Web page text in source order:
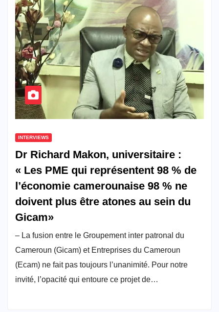
INTERVIEWS
Dr Richard Makon, universitaire :
« Les PME qui représentent 98 % de
l’économie camerounaise 98 % ne
doivent plus être atones au sein du
Gicam»
– La fusion entre le Groupement inter patronal du
Cameroun (Gicam) et Entreprises du Cameroun
(Ecam) ne fait pas toujours l’unanimité. Pour notre
invité, l’opacité qui entoure ce projet de…